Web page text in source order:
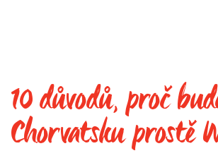
10 důvodů, proč
Chorvatsku prostě